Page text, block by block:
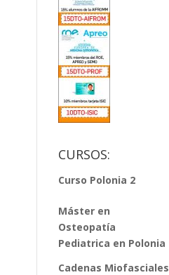
CURSOS:
Curso Polonia 2
Máster en
Osteopatía
Pediatrica en Polonia
Cadenas Miofasciales